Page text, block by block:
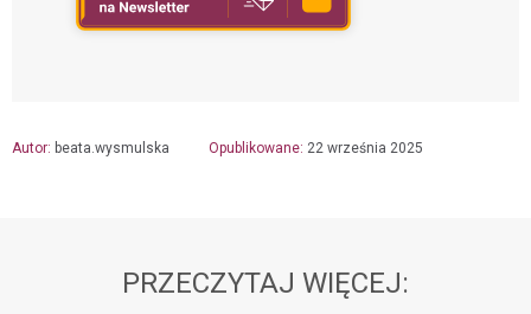
Autor: beata.wysmulska Opublikowane: 22 września 2025
PRZECZYTAJ WIĘCEJ: